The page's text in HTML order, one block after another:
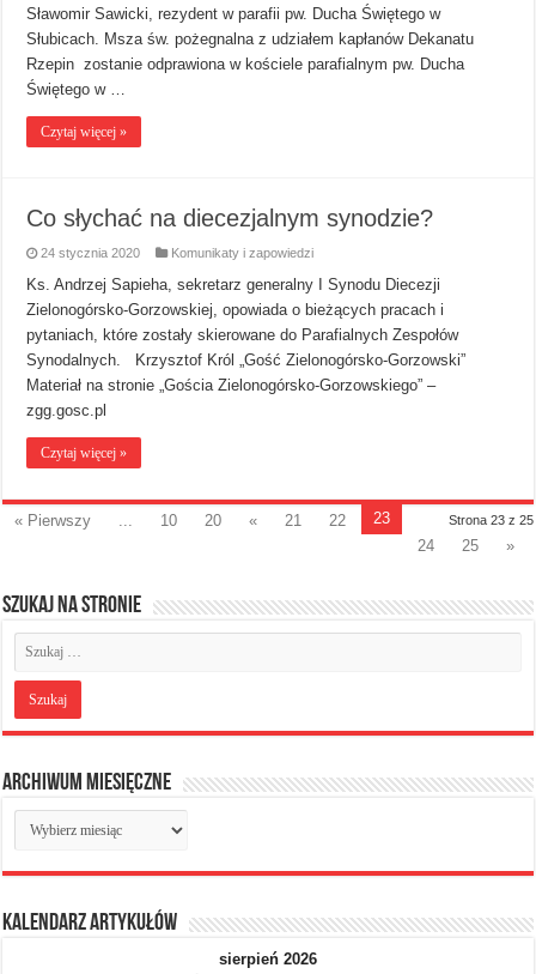
Sławomir Sawicki, rezydent w parafii pw. Ducha Świętego w
Słubicach. Msza św. pożegnalna z udziałem kapłanów Dekanatu
Rzepin zostanie odprawiona w kościele parafialnym pw. Ducha
Świętego w …
Czytaj więcej »
Co słychać na diecezjalnym synodzie?
24 stycznia 2020 Komunikaty i zapowiedzi
Ks. Andrzej Sapieha, sekretarz generalny I Synodu Diecezji
Zielonogórsko-Gorzowskiej, opowiada o bieżących pracach i
pytaniach, które zostały skierowane do Parafialnych Zespołów
Synodalnych. Krzysztof Król „Gość Zielonogórsko-Gorzowski”
Materiał na stronie „Gościa Zielonogórsko-Gorzowskiego” –
zgg.gosc.pl
Czytaj więcej »
Strona 23 z 25
« Pierwszy ... 10 20 « 21 22
23
24
25 »
Szukaj na stronie
Archiwum miesięczne
Archiwum
miesięczne
Kalendarz artykułów
sierpień 2026